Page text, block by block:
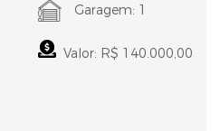
Garagem: 1
Valor: R$ 140.000,00